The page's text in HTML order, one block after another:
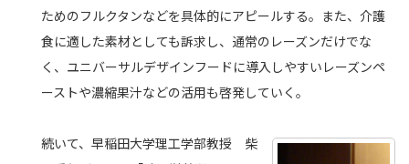
ためのフルクタンなどを具体的にアピールする。また、介護
食に適した素材としても訴求し、通常のレーズンだけでな
く、ユニバーサルデザインフードに導入しやすいレーズンペ
ーストや濃縮果汁などの活用も啓発していく。
続いて、早稲田大学理工学部教授 柴